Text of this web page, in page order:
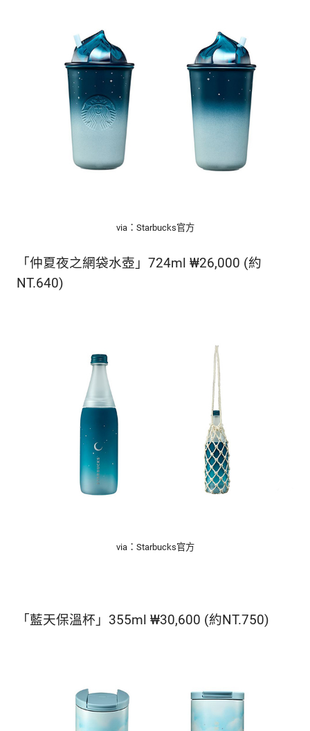
via：Starbucks官方
「仲夏夜之網袋水壺」724ml ₩26,000 (約
NT.640)
via：Starbucks官方
「藍天保溫杯」355ml ₩30,600 (約NT.750)